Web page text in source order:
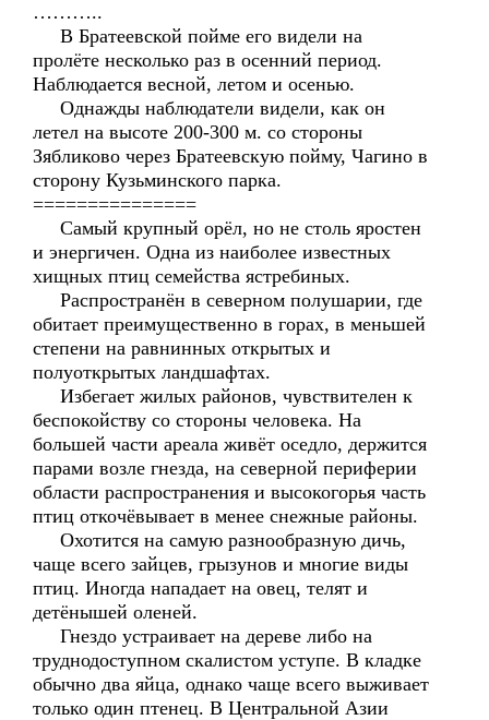
………..
В Братеевской пойме его видели на
пролёте несколько раз в осенний период.
Наблюдается весной, летом и осенью.
Однажды наблюдатели видели, как он
летел на высоте 200-300 м. со стороны
Зябликово через Братеевскую пойму, Чагино в
сторону Кузьминского парка.
===============
Самый крупный орёл, но не столь яростен
и энергичен. Одна из наиболее известных
хищных птиц семейства ястребиных.
Распространён в северном полушарии, где
обитает преимущественно в горах, в меньшей
степени на равнинных открытых и
полуоткрытых ландшафтах.
Избегает жилых районов, чувствителен к
беспокойству со стороны человека. На
большей части ареала живёт оседло, держится
парами возле гнезда, на северной периферии
области распространения и высокогорья часть
птиц откочёвывает в менее снежные районы.
Охотится на самую разнообразную дичь,
чаще всего зайцев, грызунов и многие виды
птиц. Иногда нападает на овец, телят и
детёнышей оленей.
Гнездо устраивает на дереве либо на
труднодоступном скалистом уступе. В кладке
обычно два яйца, однако чаще всего выживает
только один птенец. В Центральной Азии